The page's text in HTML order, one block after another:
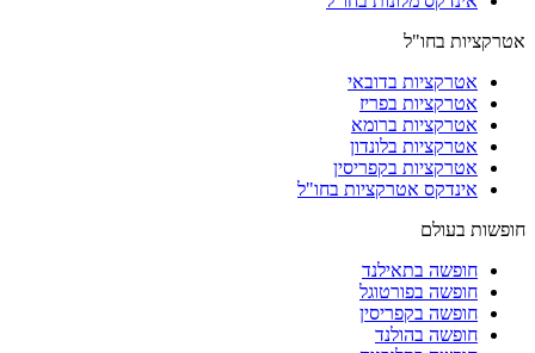
אטרקציות בחו"ל
אטרקציות בדובאי
אטרקציות בפריז
אטרקציות ברומא
אטרקציות בלונדון
אטרקציות בקפריסין
אינדקס אטרקציות בחו"ל
חופשות בעולם
חופשה בתאילנד
חופשה בפורטוגל
חופשה בקפריסין
חופשה בהולנד